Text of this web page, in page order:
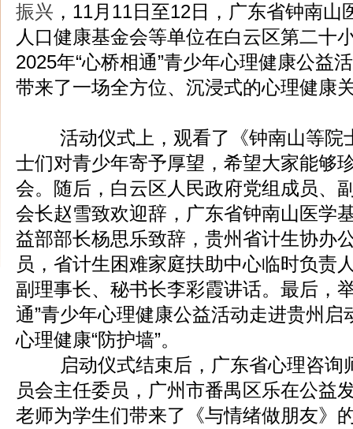
振兴 ，11月11日至12日，广东省钟南
人口健康基金会等单位在白云区第二十
2025年“心桥相通”青少年心理健康公益
带来了一场全方位、沉浸式的心理健康
活动仪式上，观看了《钟南山等院
士们对青少年寄予厚望，希望大家能够
会。随后，白云区人民政府党组成员、
会长赵雪致欢迎辞，广东省钟南山医学
益部部长杨思乐致辞，贵州省计生协办
员，省计生困难家庭扶助中心临时负责
副理事长、秘书长李彩霞讲话。最后，
通”青少年心理健康公益活动走进贵州
心理健康“防护墙”。
启动仪式结束后，广东省心理咨询
员会主任委员，广州市番禺区乐在公益
老师为学生们带来了《与情绪做朋友》